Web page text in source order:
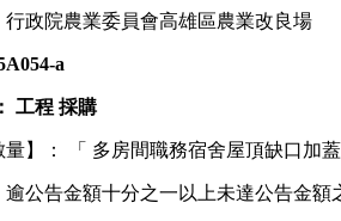
行政院農業委員會高雄區農業改良場
a
工程 採購
量】： 「 多房間職務宿舍屋頂缺口加
逾公告金額十分之一以上未達公告金額